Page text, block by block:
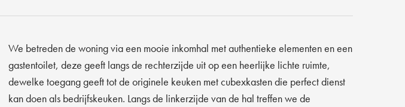
We betreden de woning via een mooie inkomhal met authentieke elementen en een
gastentoilet, deze geeft langs de rechterzijde uit op een heerlijke lichte ruimte,
dewelke toegang geeft tot de originele keuken met cubexkasten die perfect dienst
kan doen als bedrijfskeuken. Langs de linkerzijde van de hal treffen we de